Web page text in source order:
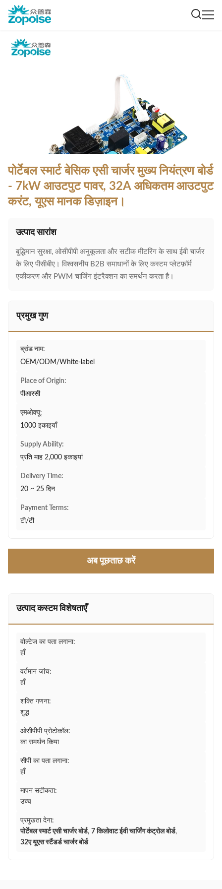
पोर्टेबल स्मार्ट बेसिक एसी चार्जर मुख्य नियंत्रण बोर्ड
- 7kW आउटपुट पावर, 32A अधिकतम आउटपुट
करंट, यूएस मानक डिज़ाइन।
उत्पाद सारांश
बुद्धिमान सुरक्षा, ओसीपीपी अनुकूलता और सटीक मीटरिंग के साथ ईवी चार्जर
के लिए पीसीबीए। विश्वसनीय B2B समाधानों के लिए कस्टम प्लेटफ़ॉर्म
एकीकरण और PWM चार्जिंग इंटरैक्शन का समर्थन करता है।
प्रमुख गुण
ब्रांड नाम:
OEM/ODM/White-label
Place of Origin:
पीआरसी
एमओक्यू:
1000 इकाइयाँ
Supply Ability:
प्रति माह 2,000 इकाइयां
Delivery Time:
20 ~ 25 दिन
Payment Terms:
टी/टी
अब पूछताछ करें
उत्पाद कस्टम विशेषताएँ
वोल्टेज का पता लगाना:
हाँ
वर्तमान जांच:
हाँ
शक्ति गणना:
शुद्ध
ओसीपीपी प्रोटोकॉल:
का समर्थन किया
सीपी का पता लगाना:
हाँ
मापन सटीकता:
उच्च
प्रमुखता देना:
पोर्टेबल स्मार्ट एसी चार्जर बोर्ड, 7 किलोवाट ईवी चार्जिंग कंट्रोल बोर्ड,
32ए यूएस स्टैंडर्ड चार्जर बोर्ड